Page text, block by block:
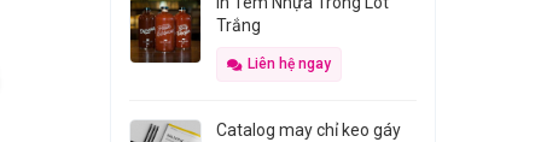
Trắng
Liên hệ ngay
Catalog may chỉ keo gáy